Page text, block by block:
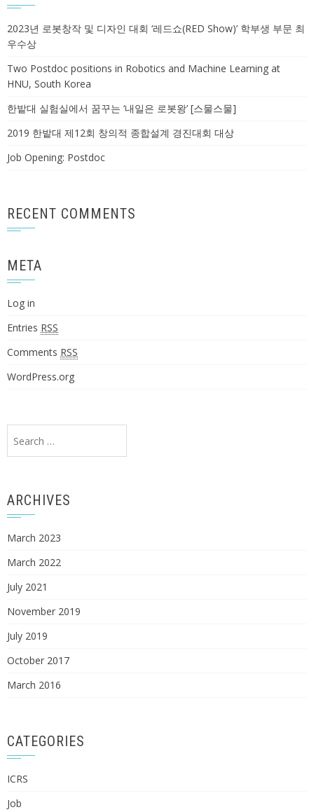
2023년 로봇창작 및 디자인 대회 ‘레드쇼(RED Show)’ 학부생 부문 최
우수상
Two Postdoc positions in Robotics and Machine Learning at
HNU, South Korea
한밭대 실험실에서 꿈꾸는 ‘내일은 로봇왕’ [스물스물]
2019 한밭대 제12회 창의적 종합설계 경진대회 대상
Job Opening: Postdoc
RECENT COMMENTS
META
Log in
Entries RSS
Comments RSS
WordPress.org
for:
ARCHIVES
March 2023
March 2022
July 2021
November 2019
July 2019
October 2017
March 2016
CATEGORIES
ICRS
Job